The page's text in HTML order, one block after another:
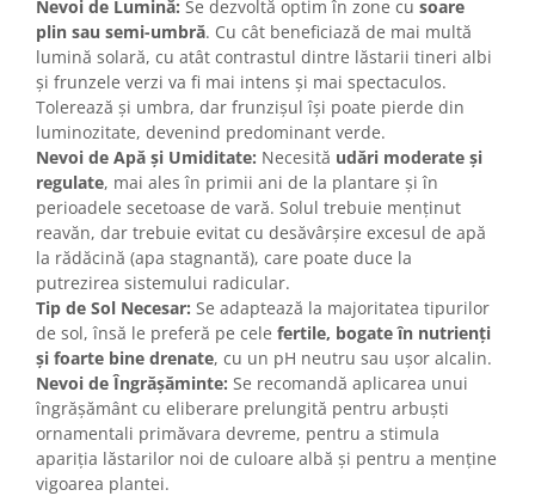
Nevoi de Lumină: Se dezvoltă optim în zone cu soare
plin sau semi-umbră. Cu cât beneficiază de mai multă
lumină solară, cu atât contrastul dintre lăstarii tineri albi
și frunzele verzi va fi mai intens și mai spectaculos.
Tolerează și umbra, dar frunzișul își poate pierde din
luminozitate, devenind predominant verde.
Nevoi de Apă și Umiditate: Necesită udări moderate și
regulate, mai ales în primii ani de la plantare și în
perioadele secetoase de vară. Solul trebuie menținut
reavăn, dar trebuie evitat cu desăvârșire excesul de apă
la rădăcină (apa stagnantă), care poate duce la
putrezirea sistemului radicular.
Tip de Sol Necesar: Se adaptează la majoritatea tipurilor
de sol, însă le preferă pe cele fertile, bogate în nutrienți
și foarte bine drenate, cu un pH neutru sau ușor alcalin.
Nevoi de Îngrășăminte: Se recomandă aplicarea unui
îngrășământ cu eliberare prelungită pentru arbuști
ornamentali primăvara devreme, pentru a stimula
apariția lăstarilor noi de culoare albă și pentru a menține
vigoarea plantei.